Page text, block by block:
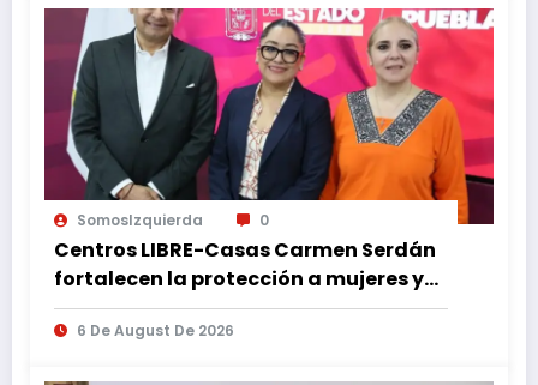
SomosIzquierda 0
Centros LIBRE-Casas Carmen Serdán
fortalecen la protección a mujeres y
reducen feminicidios en Puebla
6 De August De 2026